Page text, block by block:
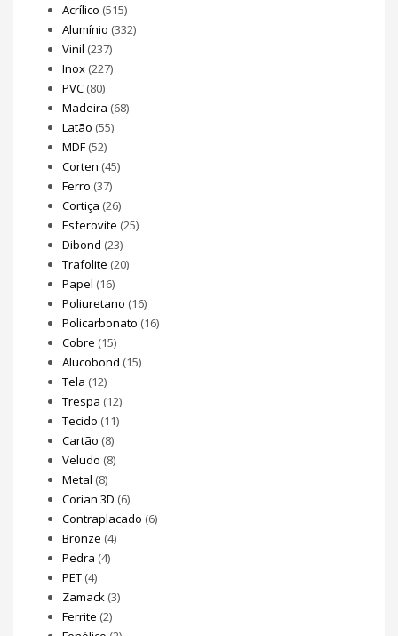
Acrílico (515)
Alumínio (332)
Vinil (237)
Inox (227)
PVC (80)
Madeira (68)
Latão (55)
MDF (52)
Corten (45)
Ferro (37)
Cortiça (26)
Esferovite (25)
Dibond (23)
Trafolite (20)
Papel (16)
Poliuretano (16)
Policarbonato (16)
Cobre (15)
Alucobond (15)
Tela (12)
Trespa (12)
Tecido (11)
Cartão (8)
Veludo (8)
Metal (8)
Corian 3D (6)
Contraplacado (6)
Bronze (4)
Pedra (4)
PET (4)
Zamack (3)
Ferrite (2)